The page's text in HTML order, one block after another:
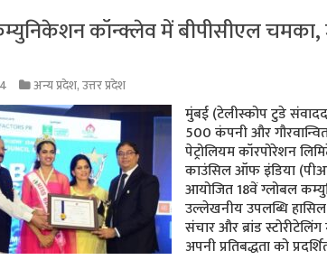
कॉन्क्लेव में बीपीसीएल
अन्य प्रदेश,उत्तर प्रदेश
मुंबई (टेलीस्कोप टुडे
500 कंपनी और गौरवान्वित
पेट्रोलियम कॉरपोरेशन
काउंसिल ऑफ इंडिया
आयोजित 18वें ग्लोबल
उल्लेखनीय उपलब्धि
संचार और ब्रांड स्टोरीटेलिंग
अपनी प्रतिबद्धता को